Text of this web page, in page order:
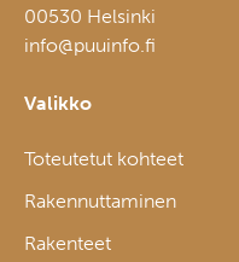
00530 Helsinki
info@puuinfo.fi
Valikko
Toteutetut kohteet
Rakennuttaminen
Rakenteet